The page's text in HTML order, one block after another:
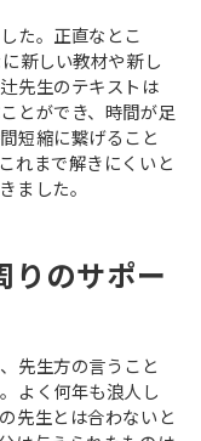
た。正直なとこ
新しい教材や新し
先生のテキストは
とができ、時間が足
短縮に繋げること
れまで解きにくいと
ました。
りのサポー
先生方の言うこと
よく何年も浪人し
先生とは合わないと